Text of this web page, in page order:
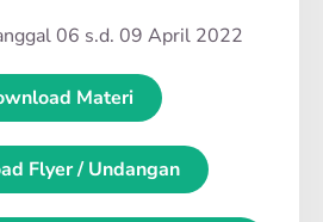
06 s.d. 09 April 2022
Materi
Flyer / Undangan